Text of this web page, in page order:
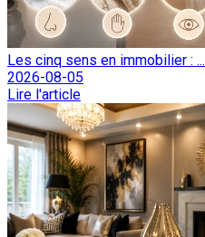
Les cinq sens en immobilier : ...
2026-08-05
Lire l'article